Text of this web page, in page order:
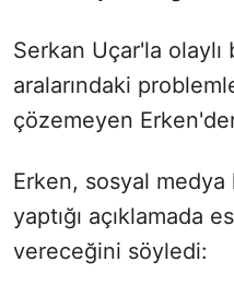
Serkan Uçar'la
aralarındaki
çözemeyen
Erken, sosyal medya
yaptığı açıklamada
vereceğini söyledi: